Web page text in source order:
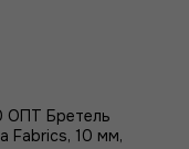
ОПТ Бретель
Fabrics, 10 мм,